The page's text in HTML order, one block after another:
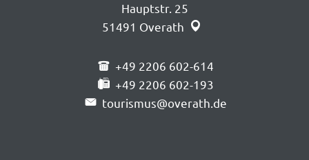
Hauptstr. 25
51491 Overath
+49 2206 602-614
+49 2206 602-193
tourismus@overath.de